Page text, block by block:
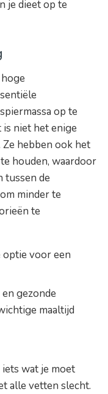
je dieet op te
op te
is niet het enige
hebben ook het
houden, waardoor
tussen de
minder te
te
optie voor een
gezonde
maaltijd
wat je moet
alle vetten slecht.